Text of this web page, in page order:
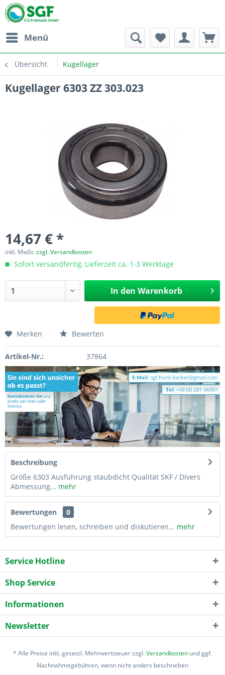
Menü
Übersicht Kugellager
Kugellager 6303 ZZ 303.023
14,67 € *
inkl. MwSt.zzgl. Versandkosten
Sofort versandfertig, Lieferzeit ca. 1-3 Werktage
In den Warenkorb
Merken Bewerten
Artikel-Nr.: 37864
Beschreibung
Größe 6303 Ausführung staubdicht Qualität SKF / Divers
Abmessung... mehr
Bewertungen
0
Bewertungen lesen, schreiben und diskutieren... mehr
Service Hotline
Shop Service
Informationen
Newsletter
* Alle Preise inkl. gesetzl. Mehrwertsteuer zzgl.Versandkosten und ggf.
Nachnahmegebühren, wenn nicht anders beschrieben